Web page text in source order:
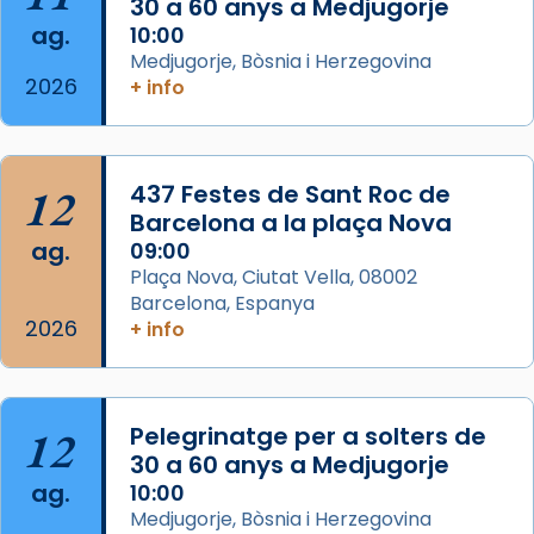
comitè organitzador de la visita apostòlica
del Sant Pare Lleó XIV a Barcelona, i als
col·laboradors, a la Catedral de Barcelona.
L’arquebisbe de Barcelona, el cardenal Joan
Josep Omella, ha presidit la missa i l’ha
concelebrat el bisbe auxiliar de Barcelona,
Mons. David Abadías.
📸 Dr. G. Simón
Photo
View on Facebook
2 weeks ago
Memòria de les santes Juliana i
Semproniana, verges i màrtirs.
ag.
2026
30 a 60 anys a Medjugorje
10:00
Medjugorje, Bòsnia i Herzegovina
+ info
12
ag.
2026
437 Festes de Sant Roc de
Barcelona a la plaça Nova
09:00
Plaça Nova, Ciutat Vella, 08002
Barcelona, Espanya
+ info
12
ag.
Pelegrinatge per a solters de
30 a 60 anys a Medjugorje
10:00
Medjugorje, Bòsnia i Herzegovina